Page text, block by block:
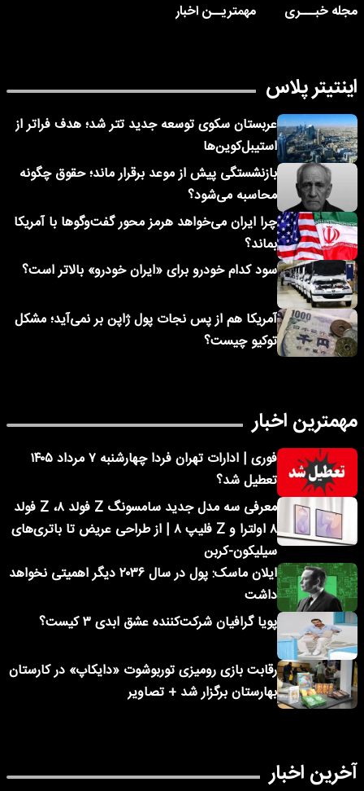
مجله خبـــری
مهمتریــن اخبار
اینتیتر پلاس
عربستان سکوی توسعه جدید تتر شد؛ هدف فراتر از
استیبل‌کوین‌ها
بازنشستگی پیش از موعد برقرار ماند؛ حقوق چگونه
محاسبه می‌شود؟
چرا ایران می‌خواهد هرمز محور گفت‌وگوها با آمریکا
بماند؟
سود کدام خودرو برای «ایران خودرو» بالاتر است؟
آمریکا هم از پس نجات پول ژاپن بر نمی‌آید؛ مشکل
توکیو چیست؟
مهمترین اخبار
فوری | ادارات تهران فردا چهارشنبه ۷ مرداد ۱۴۰۵
تعطیل شد؟
معرفی سه مدل جدید سامسونگ Z فولد ۸، Z فولد
۸ اولترا و Z فلیپ ۸ | از طراحی عریض تا باتری‌های
سیلیکون-کربن
ایلان ماسک: پول در سال ۲۰۳۶ دیگر اهمیتی نخواهد
داشت
پویا گرافیان شرکت‌کننده عشق ابدی ۳ کیست؟
رقابت بازی رومیزی توربوشوت «دایکاپ» در کارستان
بهارستان برگزار شد + تصاویر
آخرین اخبار